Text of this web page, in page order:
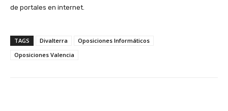
de portales en internet.
TAGS Divalterra
Oposiciones Informáticos
Oposiciones Valencia